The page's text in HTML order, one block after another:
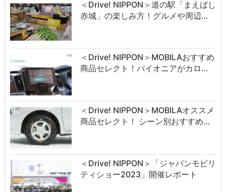
＜Drive! NIPPON＞道の駅「まえばし
赤城」の楽しみ方！グルメや周辺…
＜Drive! NIPPON＞MOBILAおすすめ
商品セレクト！パイオニアがカロ…
＜Drive! NIPPON＞MOBILAオススメ
商品セレクト！ シーン別おすすめ…
＜Drive! NIPPON＞「ジャパンモビリ
ティショー2023」開催レポート